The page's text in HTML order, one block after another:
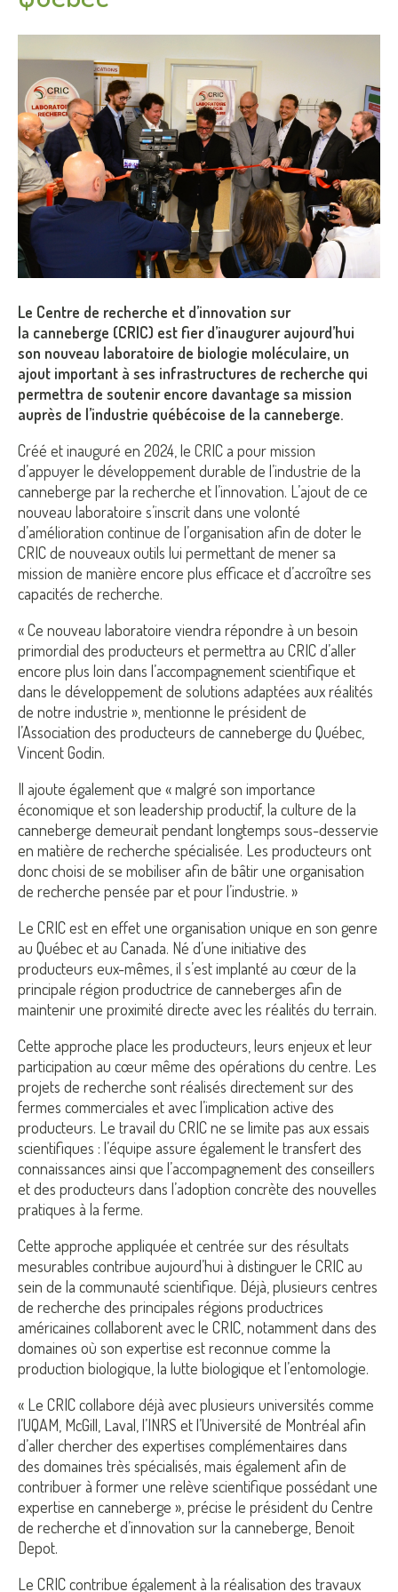
Le Centre de recherche et d’innovation sur
la canneberge (CRIC) est fier d’inaugurer aujourd’hui
son nouveau laboratoire de biologie moléculaire, un
ajout important à ses infrastructures de recherche qui
permettra de soutenir encore davantage sa mission
auprès de l’industrie québécoise de la canneberge.
Créé et inauguré en 2024, le CRIC a pour mission
d’appuyer le développement durable de l’industrie de la
canneberge par la recherche et l’innovation. L’ajout de ce
nouveau laboratoire s’inscrit dans une volonté
d’amélioration continue de l’organisation afin de doter le
CRIC de nouveaux outils lui permettant de mener sa
mission de manière encore plus efficace et d’accroître ses
capacités de recherche.
« Ce nouveau laboratoire viendra répondre à un besoin
primordial des producteurs et permettra au CRIC d’aller
encore plus loin dans l’accompagnement scientifique et
dans le développement de solutions adaptées aux réalités
de notre industrie », mentionne le président de
l’Association des producteurs de canneberge du Québec,
Vincent Godin.
Il ajoute également que « malgré son importance
économique et son leadership productif, la culture de la
canneberge demeurait pendant longtemps sous-desservie
en matière de recherche spécialisée. Les producteurs ont
donc choisi de se mobiliser afin de bâtir une organisation
de recherche pensée par et pour l’industrie. »
Le CRIC est en effet une organisation unique en son genre
au Québec et au Canada. Né d’une initiative des
producteurs eux-mêmes, il s’est implanté au cœur de la
principale région productrice de canneberges afin de
maintenir une proximité directe avec les réalités du terrain.
Cette approche place les producteurs, leurs enjeux et leur
participation au cœur même des opérations du centre. Les
projets de recherche sont réalisés directement sur des
fermes commerciales et avec l’implication active des
producteurs. Le travail du CRIC ne se limite pas aux essais
scientifiques : l’équipe assure également le transfert des
connaissances ainsi que l’accompagnement des conseillers
et des producteurs dans l’adoption concrète des nouvelles
pratiques à la ferme.
Cette approche appliquée et centrée sur des résultats
mesurables contribue aujourd’hui à distinguer le CRIC au
sein de la communauté scientifique. Déjà, plusieurs centres
de recherche des principales régions productrices
américaines collaborent avec le CRIC, notamment dans des
domaines où son expertise est reconnue comme la
production biologique, la lutte biologique et l’entomologie.
« Le CRIC collabore déjà avec plusieurs universités comme
l’UQAM, McGill, Laval, l’INRS et l’Université de Montréal afin
d’aller chercher des expertises complémentaires dans
des domaines très spécialisés, mais également afin de
contribuer à former une relève scientifique possédant une
expertise en canneberge », précise le président du Centre
de recherche et d’innovation sur la canneberge, Benoit
Depot.
Le CRIC contribue également à la réalisation des travaux